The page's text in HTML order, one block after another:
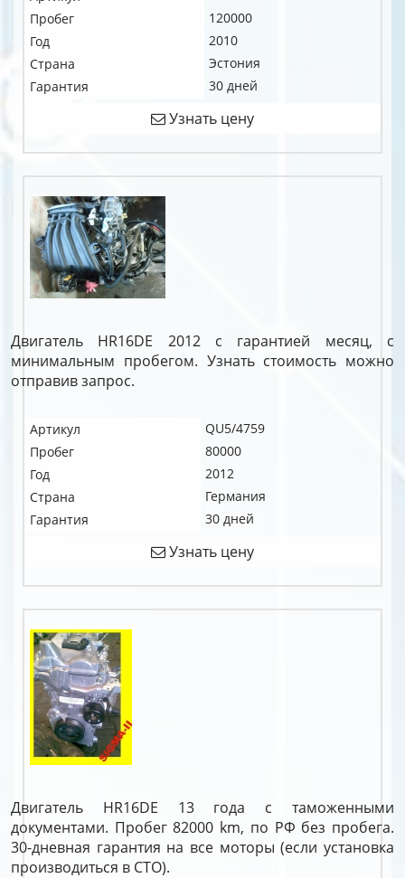
Пробег
120000
Год
2010
Страна
Эстония
Гарантия
30 дней
Узнать цену
Двигатель HR16DE 2012 с гарантией месяц, с
минимальным пробегом. Узнать стоимость можно
отправив запрос.
Артикул
QU5/4759
Пробег
80000
Год
2012
Страна
Германия
Гарантия
30 дней
Узнать цену
Двигатель HR16DE 13 года с таможенными
документами. Пробег 82000 km, по РФ без пробега.
30-дневная гарантия на все моторы (если установка
производиться в СТО).